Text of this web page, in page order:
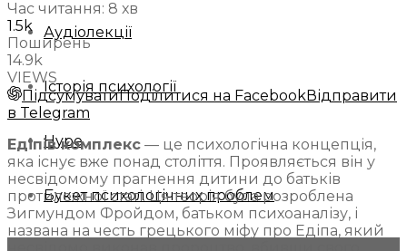
Аудіолекції
Історія психології
Hype
Букет психологічних проблем
Час читання: 8 хв
1.5k
Поширень
14.9k
VIEWS
ПідсумуватиПоділитися на FacebookВідправити
в Telegram
Едіпів комплекс — це психологічна концепція,
яка існує вже понад століття. Проявляється він у
несвідомому прагнення дитини до батьків
протилежної статі. Ця теорія була розроблена
Зигмундом Фройдом, батьком психоаналізу, і
названа на честь грецького міфу про Едіпа, який